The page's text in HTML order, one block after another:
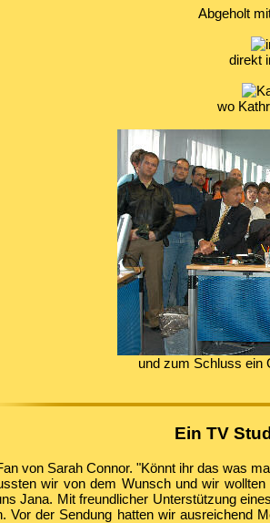
Abgeholt
direkt
wo
und zum Schluss ein
Ein TV
von Sarah Connor. "Könnt ihr das was
wir von dem Wunsch und wir
Jana. Mit freundlicher Unterstützung
Vor der Sendung hatten wir ausreichend